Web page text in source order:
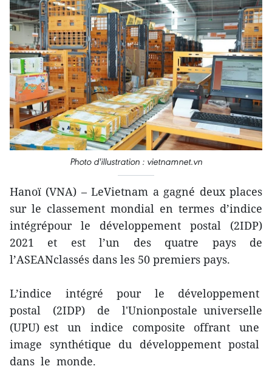
Photo d'illustration : vietnamnet.vn
Hanoï (VNA) – LeVietnam a gagné deux places
sur le classement mondial en termes d’indice
intégrépour le développement postal (2IDP)
2021 et est l’un des quatre pays de
l’ASEANclassés dans les 50 premiers pays.
L’indice intégré pour le développement
postal (2IDP) de l'Unionpostale universelle
(UPU) est un indice composite offrant une
image synthétique du développement postal
dans le monde.